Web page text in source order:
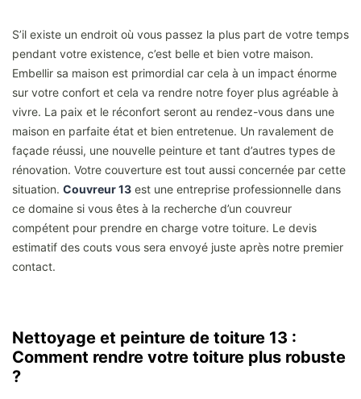
S’il existe un endroit où vous passez la plus part de votre temps
pendant votre existence, c’est belle et bien votre maison.
Embellir sa maison est primordial car cela à un impact énorme
sur votre confort et cela va rendre notre foyer plus agréable à
vivre. La paix et le réconfort seront au rendez-vous dans une
maison en parfaite état et bien entretenue. Un ravalement de
façade réussi, une nouvelle peinture et tant d’autres types de
rénovation. Votre couverture est tout aussi concernée par cette
situation. Couvreur 13 est une entreprise professionnelle dans
ce domaine si vous êtes à la recherche d’un couvreur
compétent pour prendre en charge votre toiture. Le devis
estimatif des couts vous sera envoyé juste après notre premier
contact.
Nettoyage et peinture de toiture 13 :
Comment rendre votre toiture plus robuste
?